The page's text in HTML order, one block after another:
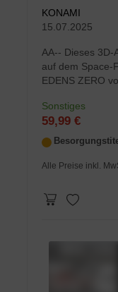
KONAMI
15.07.2025
AA-- Dieses 3D-
auf dem Space-
EDENS ZERO
Sonstiges
59,99 €
Alle Preise inkl.